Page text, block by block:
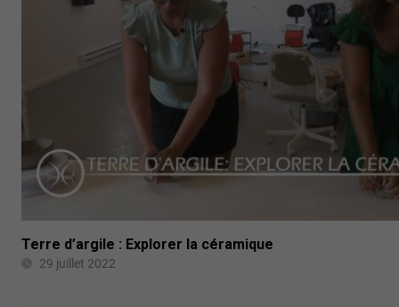
Terre d’argile : Explorer la céramique
29 juillet 2022